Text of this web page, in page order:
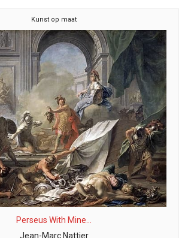
Kunst op maat
Perseus With Mine...
Jean-Marc Nattier